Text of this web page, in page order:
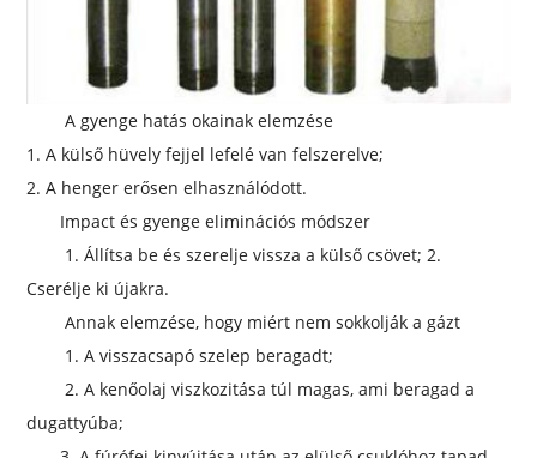
A gyenge hatás okainak elemzése
1. A külső hüvely fejjel lefelé van felszerelve;
2. A henger erősen elhasználódott.
Impact és gyenge eliminációs módszer
1. Állítsa be és szerelje vissza a külső csövet; 2.
Cserélje ki újakra.
Annak elemzése, hogy miért nem sokkolják a gázt
1. A visszacsapó szelep beragadt;
2. A kenőolaj viszkozitása túl magas, ami beragad a
dugattyúba;